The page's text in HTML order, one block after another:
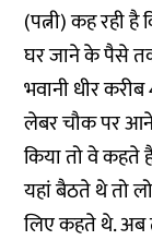
(पत्नी) कह रही
घर जाने के पैसे तक
भवानी धीर
लेबर चौक पर
किया तो वे कहते
यहां बैठते थे तो
लिए कहते थे. अब